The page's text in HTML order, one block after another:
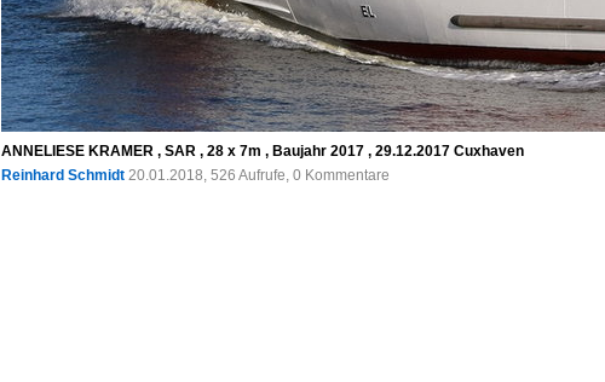
ANNELIESE KRAMER , SAR , 28 x 7m , Baujahr 2017 , 29.12.2017 Cuxhaven
Reinhard Schmidt 20.01.2018, 526 Aufrufe, 0 Kommentare